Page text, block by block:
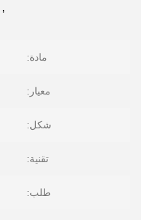
,
مادة:
معيار:
شكل:
تقنية:
طلب: